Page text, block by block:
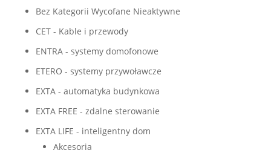
Bez Kategorii Wycofane Nieaktywne
CET - Kable i przewody
ENTRA - systemy domofonowe
ETERO - systemy przywoławcze
EXTA - automatyka budynkowa
EXTA FREE - zdalne sterowanie
EXTA LIFE - inteligentny dom
Akcesoria